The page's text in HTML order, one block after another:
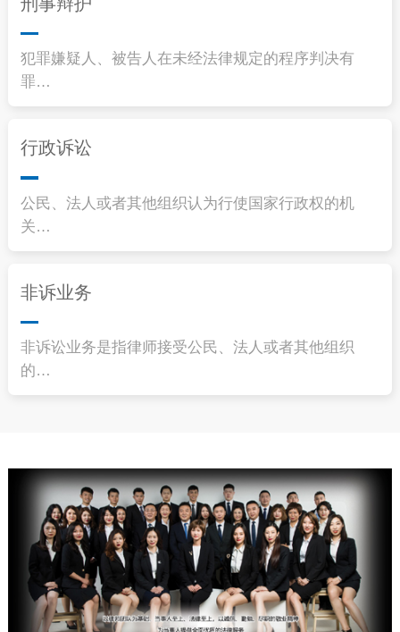
犯罪嫌疑人、被告人在未经法律规定的程序判决有
罪…
行政诉讼
公民、法人或者其他组织认为行使国家行政权的机
关…
非诉业务
非诉讼业务是指律师接受公民、法人或者其他组织
的…